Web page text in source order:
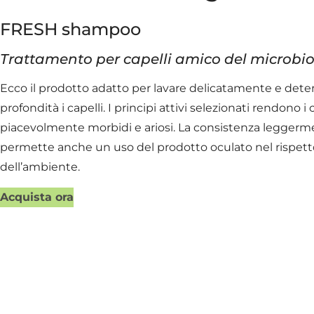
FRESH shampoo
Trattamento per capelli amico del
Ecco il prodotto adatto per lavare delicatamente e
profondità i capelli. I principi attivi selezionati rendono i
piacevolmente morbidi e ariosi. La consistenza
permette anche un uso del prodotto oculato nel
dell’ambiente.
Acquista ora